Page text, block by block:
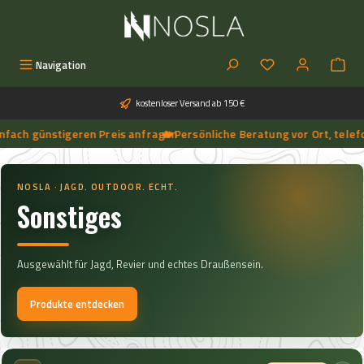
Navigation Du hast 0
kostenloser Versand ab 150 €
günstigeren Preis anfragen
➔
🔥 Persönliche Beratung vor Ort,
🔥 Aktuelle NOSLA-Angebote sichern | 🔥 einfach günstigeren Preis anfragen |
NOSLA · JAGD. OUTDOOR. ECHT.
Sonstiges
Ausgewählt für Jagd, Revier und echtes Draußensein.
Produkte entdecken